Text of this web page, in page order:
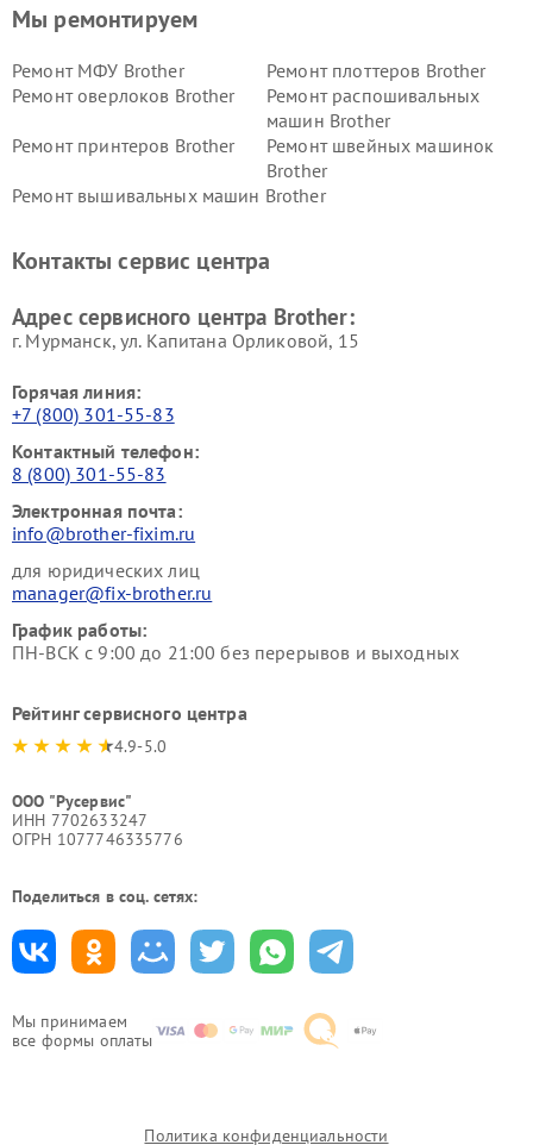
Мы принимаем
все формы оплаты
Мы ремонтируем
Ремонт МФУ Brother
Ремонт плоттеров Brother
Ремонт оверлоков Brother
Ремонт распошивальных
машин Brother
Ремонт принтеров Brother
Ремонт швейных машинок
Brother
Ремонт вышивальных машин Brother
Контакты сервис центра
Адрес сервисного центра Brother:
г. Мурманск, ул. Капитана Орликовой, 15
Горячая линия:
+7 (800) 301-55-83
Контактный телефон:
8 (800) 301-55-83
Электронная почта:
info@brother-fixim.ru
для юридических лиц
manager@fix-brother.ru
График работы:
ПН-ВСК с 9:00 до 21:00 без перерывов и выходных
Рейтинг сервисного центра
4.9-5.0
ООО "Русервис"
ИНН 7702633247
ОГРН 1077746335776
Поделиться в соц. сетях:
Политика конфиденциальности